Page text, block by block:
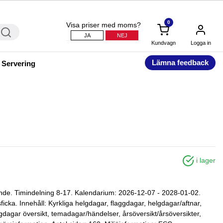
Visa priser med moms?
JA NEJ
0
Kundvagn Logga in
Lämna feedback
i lager
Timindelning 8-17. Kalendarium: 2026-12-07 - 2028-01-02.
Innehåll: Kyrkliga helgdagar, flaggdagar, helgdagar/aftnar,
översikt, temadagar/händelser, årsöversikt/årsöversikter,